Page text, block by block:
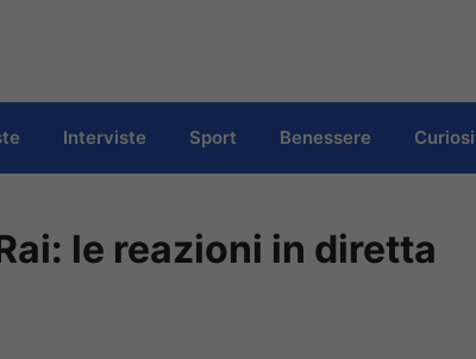
Interviste Sport Benessere
le reazioni in diretta